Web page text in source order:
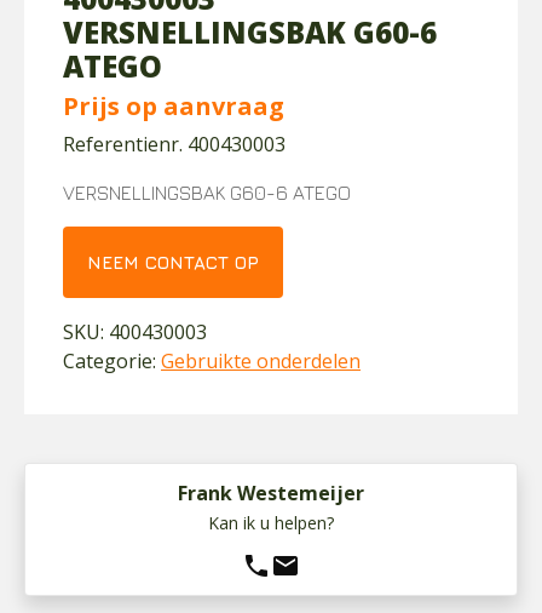
VERSNELLINGSBAK G60-6
ATEGO
Prijs op aanvraag
Referentienr. 400430003
VERSNELLINGSBAK G60-6 ATEGO
NEEM CONTACT OP
SKU: 400430003
Categorie: Gebruikte onderdelen
Frank Westemeijer
Kan ik u helpen?
phone mail